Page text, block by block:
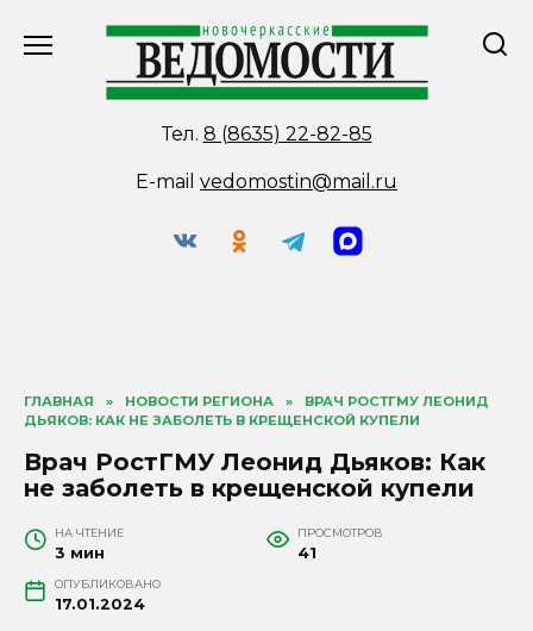
Тел. 8 (8635) 22-82-85
E-mail vedomostin@mail.ru
ГЛАВНАЯ » НОВОСТИ РЕГИОНА »
ВРАЧ РОСТГМУ ЛЕОНИД
ДЬЯКОВ: КАК НЕ ЗАБОЛЕТЬ В КРЕЩЕНСКОЙ КУПЕЛИ
Врач РостГМУ Леонид Дьяков: Как
не заболеть в крещенской купели
НА ЧТЕНИЕ
3 мин
ПРОСМОТРОВ
41
ОПУБЛИКОВАНО
17.01.2024